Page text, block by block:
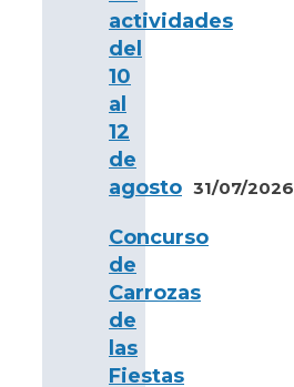
actividades
del
10
al
12
de
agosto 31/07/2026
Concurso
de
Carrozas
de
las
Fiestas